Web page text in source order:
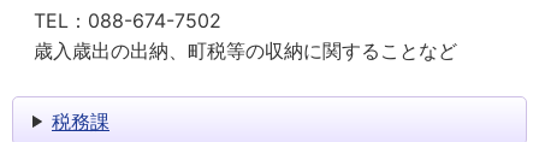
TEL： 088-674-7502
歳入歳出の出納、町税等の収納に関することなど
税務課